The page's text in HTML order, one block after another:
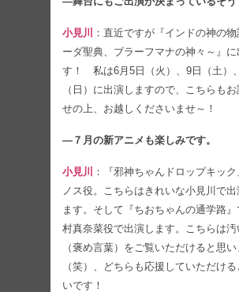
小見川
：直近ですが『インドの神の物
ーダ聖典、ブラーフマナの神々～』に
す！ 私は6月5日（火）、9日（土）
（日）に出演しますので、こちらも
せの上、お越しくださいませ～！
―７月の新アニメも楽しみです。
小見川
：『邪神ちゃんドロップキック
ノス役。こちらはきれいな小見川で出
ます。そして『ちおちゃんの通学路』
村真奈菜役で出演します。こちらは汚
（褒め言葉）をご覧いただけると思
（笑）、どちらも応援していただけ
いです！